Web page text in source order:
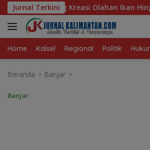
Langsung
ke
konten
Jurnal Terkini
Ikan Hingga Tingkat Nasional Pada
Home Kalsel Regional Politik
Beranda Banjar
Banjar